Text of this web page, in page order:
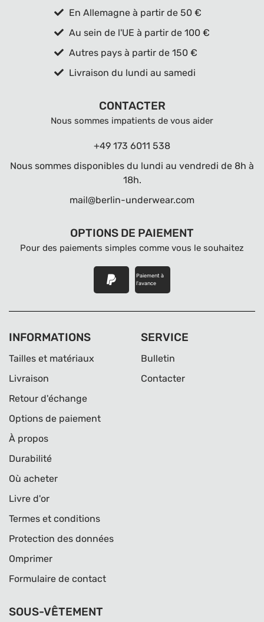
En Allemagne à partir de 50 €
Au sein de l'UE à partir de 100 €
Autres pays à partir de 150 €
Livraison du lundi au samedi
CONTACTER
Nous sommes impatients de vous aider
+49 173 6011 538
Nous sommes disponibles du lundi au vendredi de 8h à
18h.
mail@berlin-underwear.com
OPTIONS DE PAIEMENT
Pour des paiements simples comme vous le souhaitez
Paiement à
l'avance
INFORMATIONS
Tailles et matériaux
Livraison
Retour d'échange
Options de paiement
À propos
Durabilité
Où acheter
Livre d'or
Termes et conditions
Protection des données
Omprimer
Formulaire de contact
SERVICE
Bulletin
Contacter
SOUS-VÊTEMENT